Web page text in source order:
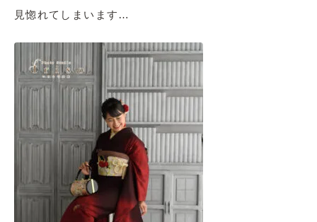
見惚れてしまいます…